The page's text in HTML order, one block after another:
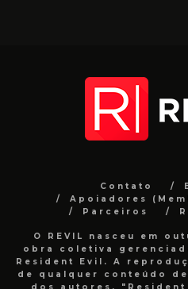
Contato
Apoiadores
Parceiros
O REVIL nasceu em
obra coletiva
Resident Evil. A
de qualquer conteúdo